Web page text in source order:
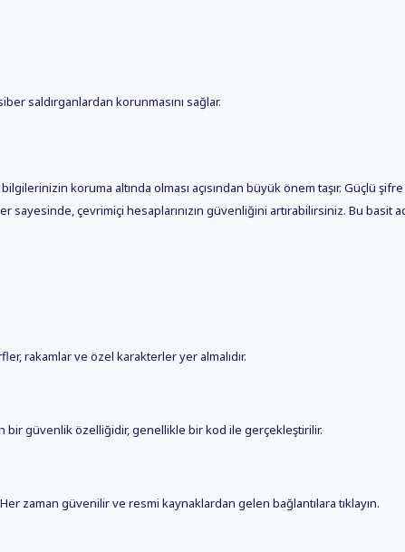
saldırganlardan korunmasını sağlar.
koruma altında olması açısından büyük önem taşır. Güçlü
çevrimiçi hesaplarınızın güvenliğini artırabilirsiniz. Bu basit
rakamlar ve özel karakterler yer almalıdır.
bir güvenlik özelliğidir, genellikle bir kod ile gerçekleştirilir.
zaman güvenilir ve resmi kaynaklardan gelen bağlantılara tıklayın.